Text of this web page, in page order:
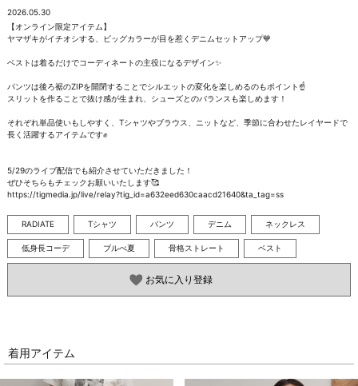
2026.05.30
【オンライン限定アイテム】
ヤマザキがイチオシする、ビッグカラーが目を惹くデニムセットアップ💙
ベストは着るだけでコーディネートの主役になるデザイン✨
パンツは後ろ裾のZIPを開閉することでシルエットの変化を楽しめるのもポイント☝️
スリットを作ることで抜け感が生まれ、シューズとのバランスも楽しめます！
それぞれ単品使いもしやすく、Tシャツやブラウス、ニットなど、季節に合わせたレイヤードで
長く活躍するアイテムです✊
5/29のライブ配信でも紹介させていただきました！
ぜひそちらもチェックお願いいたします🥰
https://tigmedia.jp/live/relay?tig_id=a632eed630caacd21640&ta_tag=ss
RADIATE Tシャツ パンツ デニム ネックレス
低身長コーデ ブルべ夏 骨格ストレート ベスト
お気に入り登録
着用アイテム